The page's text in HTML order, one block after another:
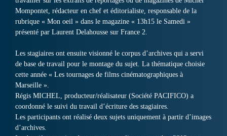
Mompontet, rédacteur en chef et éditorialiste, responsable de la
rubrique « Mon oeil » dans le magazine « 13h15 le Samedi »
présenté par Laurent Delahousse sur France 2.
Les stagiaires ont ensuite visionné le corpus d’archives qui a servi
de base de travail pour le montage du sujet. La thématique choisie
cette année « Les tournages de films cinématographiques à
Marseille ».
Régis MICHEL, producteur/réalisateur (Société PACIFICO) a
coordonné le suivi du travail d’écriture des stagiaires.
Les participants ont réalisé deux sujets uniquement à partir d’images
d’archives.